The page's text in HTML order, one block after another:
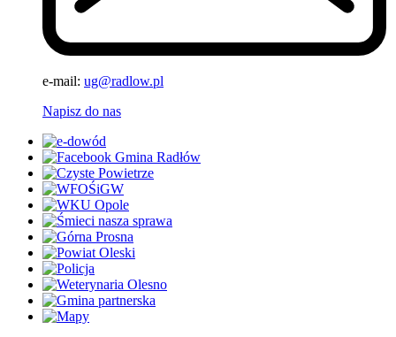
e-mail: ug@radlow.pl
Napisz do nas